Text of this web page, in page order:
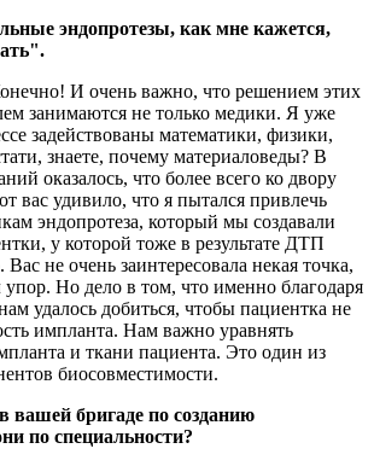
эндопротезы, как мне кажется,
И очень важно, что решением этих
занимаются не только медики. Я уже
задействованы математики, физики,
знаете, почему материаловеды? В
оказалось, что более всего ко двору
вас удивило, что я пытался привлечь
эндопротеза, который мы создавали
у которой тоже в результате ДТП
не очень заинтересовала некая точка,
упор. Но дело в том, что именно благодаря
удалось добиться, чтобы пациентка не
импланта. Нам важно уравнять
и ткани пациента. Это один из
биосовместимости.
вашей бригаде по созданию
по специальности?